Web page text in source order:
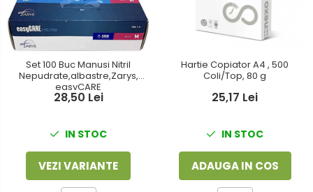
Foarfeci
Lipiciuri
Perforatoare
Suporturi pentru accesorii
Tavite pentru Documente
Tusuri si tusiere
Detergenti vase
Dispensere si consumabile
Europubele
Hartie igienica
Odorizante
Produse din hartie
Set 100 Buc Manusi Nitril
Nepudrate,albastre,Zarys,
easyCARE
28,50 Lei
IN STOC
VEZI VARIANTE
Hartie Copiator A4 , 500
Coli/Top, 80 g
25,17 Lei
IN STOC
ADAUGA IN COS